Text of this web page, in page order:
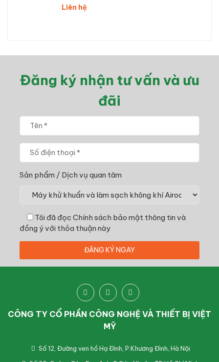
Liên hệ
Đăng ký nhận tư vấn và ưu
đãi
Sản phẩm / Dịch vụ quan tâm
Tôi đã đọc Chính sách bảo mật thông tin và
đồng ý với thỏa thuận này
CÔNG TY CỔ PHẦN CÔNG NGHỆ VÀ THIẾT BỊ VIỆT
MỸ
Số 12, Đường ven hồ Hạ Đình, P.Khương Đình, Hà Nội